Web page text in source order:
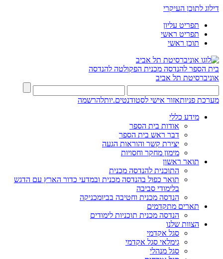
דילוג לתוכן העיקרי
תפריט עליון
תפריט ראשי
תוכן ראשי
בית הספר להנדסה מכנית הפקולטה להנדסה
אוניברסיטת תל אביב
מערכת פניותאזור אישי לסטודנטים.יותלהרשמה
מידע כללי
אודות בית הספר
דבר ראש בית הספר
יצירת קשר והוראות הגעה
מימון מחקר וחסויות
תואר ראשון
התוכנית להנדסה מכנית
תואר כפול בהנדסה מכנית ובמדעי כדור הארץ עם הדגש
בלימודי סביבה
הנדסה מכנית וחטיבה בביומכניקה
תארים מתקדמים
הנדסה מכנית תוכניות לימודים
הצוות שלנו
סגל אקדמי
גימלאי סגל אקדמי
סגל מנהלי